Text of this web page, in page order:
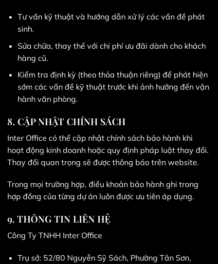
Tư vấn kỹ thuật và hướng dẫn xử lý các vấn đề phát
sinh.
Sửa chữa, thay thế với chi phí ưu đãi dành cho khách
hàng cũ.
Kiểm tra định kỳ (theo thỏa thuận riêng) để phát hiện
sớm các vấn đề kỹ thuật trước khi ảnh hưởng đến vận
hành văn phòng.
8. CẬP NHẬT CHÍNH SÁCH
Inter Office có thể cập nhật chính sách bảo hành khi
hoạt động kinh doanh hoặc quy định pháp luật thay đổi.
Thay đổi quan trọng sẽ được thông báo trên website.
Trong mọi trường hợp, điều khoản bảo hành ghi trong
hợp đồng của từng dự án luôn được ưu tiên áp dụng.
9. THÔNG TIN LIÊN HỆ
Công Ty TNHH Inter Office
Trụ sở: 52/80 Nguyễn Sỹ Sách, Phường Tân Sơn,